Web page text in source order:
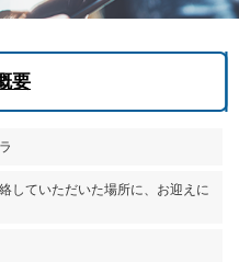
要
していただいた場所に、お迎えに